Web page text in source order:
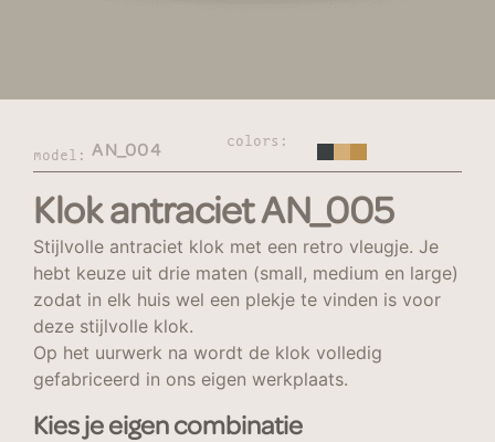
model: AN_004
colors:
Klok antraciet AN_005
Stijlvolle antraciet klok met een retro vleugje. Je
hebt keuze uit drie maten (small, medium en large)
zodat in elk huis wel een plekje te vinden is voor
deze stijlvolle klok.
Op het uurwerk na wordt de klok volledig
gefabriceerd in ons eigen werkplaats.
Kies je eigen combinatie